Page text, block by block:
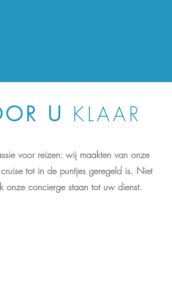
U KLAAR
voor reizen: wij maakten van onze
tot in de puntjes geregeld is. Niet
onze concierge staan tot uw dienst.